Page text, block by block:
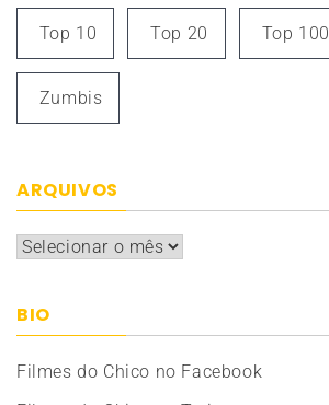
Top 10 Top 20 Top 100
Zumbis
ARQUIVOS
Arquivos
BIO
Filmes do Chico no Facebook